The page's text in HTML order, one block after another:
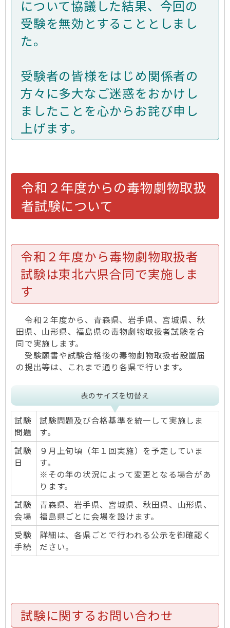
について協議した結果、今回の
受験を無効とすることとしまし
た。
受験者の皆様をはじめ関係者の
方々に多大なご迷惑をおかけし
ましたことを心からお詫び申し
上げます。
令和２年度からの毒物劇物取扱
者試験について
令和２年度から毒物劇物取扱者
試験は東北六県合同で実施しま
す
令和２年度から、青森県、岩手県、宮城県、秋
田県、山形県、福島県の毒物劇物取扱者試験を合
同で実施します。
受験願書や試験合格後の毒物劇物取扱者設置届
の提出等は、これまで通り各県で行います。
表のサイズを切替え
試験
問題
試験問題及び合格基準を統一して実施しま
す。
試験
日
９月上旬頃（年１回実施）を予定していま
す。
※その年の状況によって変更となる場合があ
ります。
試験
会場
青森県、岩手県、宮城県、秋田県、山形県、
福島県ごとに会場を設けます。
受験
手続
詳細は、各県ごとで行われる公示を御確認く
ださい。
試験に関するお問い合わせ